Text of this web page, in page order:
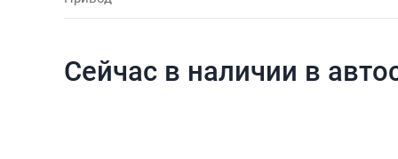
Сейчас в наличии в